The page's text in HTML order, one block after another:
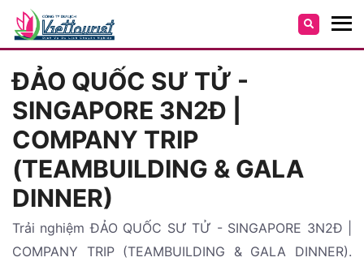
ĐẢO QUỐC SƯ TỬ -
SINGAPORE 3N2Đ |
COMPANY TRIP
(TEAMBUILDING & GALA
DINNER)
Trải nghiệm ĐẢO QUỐC SƯ TỬ - SINGAPORE 3N2Đ |
COMPANY TRIP (TEAMBUILDING & GALA DINNER).